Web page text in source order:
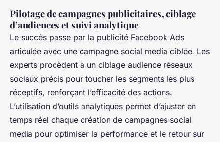
Pilotage de campagnes publicitaires, ciblage
d’audiences et suivi analytique
Le succès passe par la publicité Facebook Ads
articulée avec une campagne social media ciblée. Les
experts procèdent à un ciblage audience réseaux
sociaux précis pour toucher les segments les plus
réceptifs, renforçant l’efficacité des actions.
L’utilisation d’outils analytiques permet d’ajuster en
temps réel chaque création de campagnes social
media pour optimiser la performance et le retour sur